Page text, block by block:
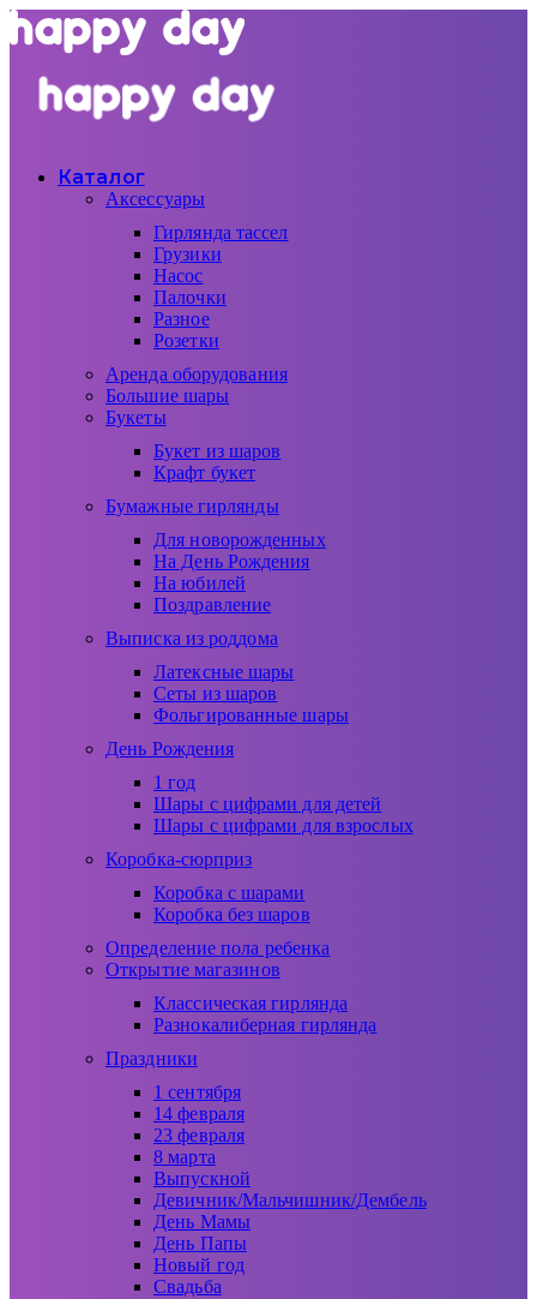
Каталог
Аксессуары
Гирлянда тассел
Грузики
Насос
Палочки
Разное
Розетки
Аренда оборудования
Большие шары
Букеты
Букет из шаров
Крафт букет
Бумажные гирлянды
Для новорожденных
На День Рождения
На юбилей
Поздравление
Выписка из роддома
Латексные шары
Сеты из шаров
Фольгированные шары
День Рождения
1 год
Шары с цифрами для детей
Шары с цифрами для взрослых
Коробка-сюрприз
Коробка с шарами
Коробка без шаров
Определение пола ребенка
Открытие магазинов
Классическая гирлянда
Разнокалиберная гирлянда
Праздники
1 сентября
14 февраля
23 февраля
8 марта
Выпускной
Девичник/Мальчишник/Дембель
День Мамы
День Папы
Новый год
Свадьба